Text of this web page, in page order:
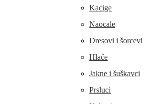
Kacige
Naocale
Dresovi i šorcevi
Hlače
Jakne i šuškavci
Prsluci